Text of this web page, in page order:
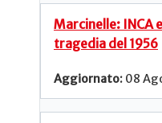
Marcinelle: INCA
tragedia del 1956
08